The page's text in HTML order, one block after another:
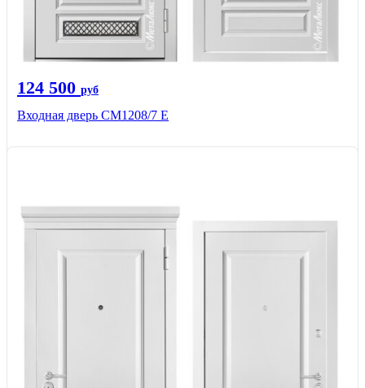
124 500 руб
Входная дверь СМ1208/7 E